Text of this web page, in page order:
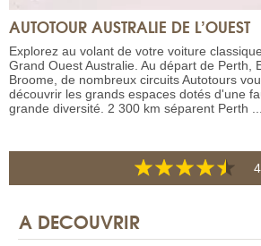
AUTOTOUR AUSTRALIE DE L’OUEST
Explorez au volant de votre voiture
Grand Ouest Australie. Au départ de Perth,
Broome, de nombreux circuits Autotours
découvrir les grands espaces dotés d'une
grande diversité. 2 300 km séparent Perth ...
A DECOUVRIR